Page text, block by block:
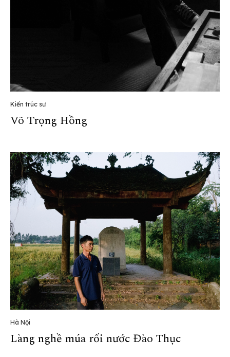
Kiến trúc sư
Võ Trọng Hồng
Hà Nội
Làng nghề múa rối nước Đào Thục